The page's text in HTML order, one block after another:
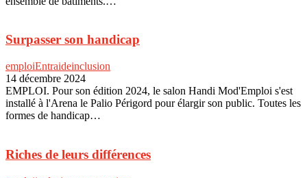
Surpasser son handicap
emploiEntraideinclusion
14 décembre 2024
EMPLOI. Pour son édition 2024, le salon Handi Mod'Emploi s'est
installé à l'Arena le Palio Périgord pour élargir son public. Toutes les
formes de handicap…
Riches de leurs différences